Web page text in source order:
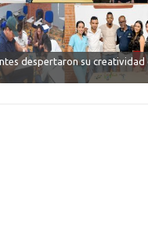
despertaron su creatividad